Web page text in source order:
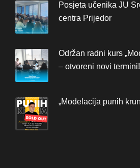
Posjeta učenika JU
centra Prijedor
Održan radni kurs
– otvoreni novi termini!
„Modelacija punih